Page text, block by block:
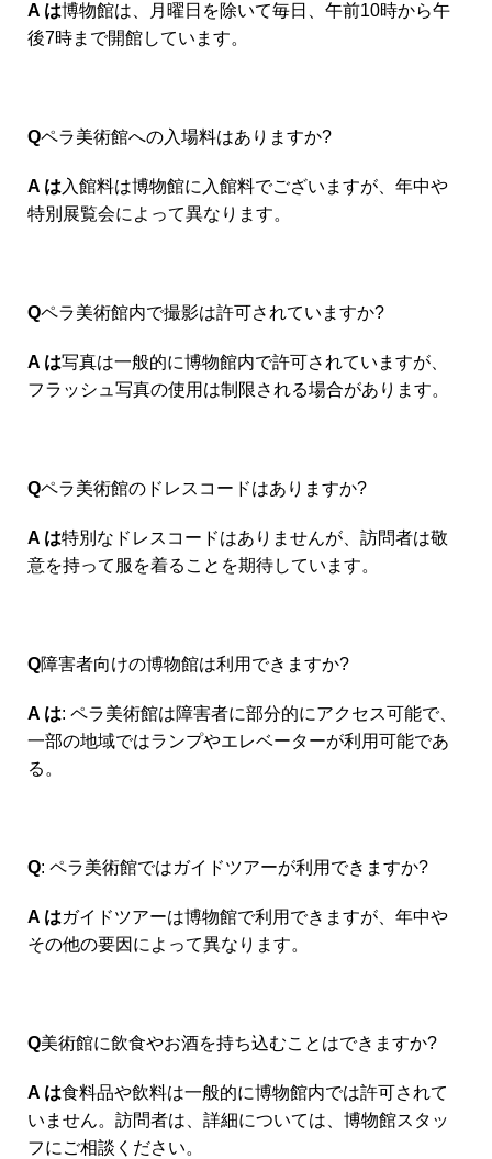
A は博物館は、月曜日を除いて毎日、午前10時から午
後7時まで開館しています。
Qペラ美術館への入場料はありますか?
A は 入館料は博物館に入館料でございますが、年中や
特別展覧会によって異なります。
Qペラ美術館内で撮影は許可されていますか?
A は写真は一般的に博物館内で許可されていますが、
フラッシュ写真の使用は制限される場合があります。
Qペラ美術館のドレスコードはありますか?
A は特別なドレスコードはありませんが、訪問者は敬
意を持って服を着ることを期待しています。
Q障害者向けの博物館は利用できますか?
A は: ペラ美術館は障害者に部分的にアクセス可能で、
一部の地域ではランプやエレベーターが利用可能であ
る。
Q: ペラ美術館ではガイドツアーが利用できますか?
A はガイドツアーは博物館で利用できますが、年中や
その他の要因によって異なります。
Q美術館に飲食やお酒を持ち込むことはできますか?
A は食料品や飲料は一般的に博物館内では許可されて
いません。訪問者は、詳細については、博物館スタッ
フにご相談ください。